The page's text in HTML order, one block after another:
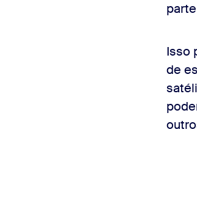
Isso
de